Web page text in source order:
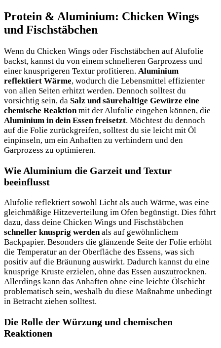
Protein & Aluminium: Chicken Wings
und Fischstäbchen
Wenn du Chicken Wings oder Fischstäbchen auf Alufolie
backst, kannst du von einem schnelleren Garprozess und
einer knusprigeren Textur profitieren. Aluminium
reflektiert Wärme, wodurch die Lebensmittel effizienter
von allen Seiten erhitzt werden. Dennoch solltest du
vorsichtig sein, da Salz und säurehaltige Gewürze eine
chemische Reaktion mit der Alufolie eingehen können, die
Aluminium in dein Essen freisetzt. Möchtest du dennoch
auf die Folie zurückgreifen, solltest du sie leicht mit Öl
einpinseln, um ein Anhaften zu verhindern und den
Garprozess zu optimieren.
Wie Aluminium die Garzeit und Textur
beeinflusst
Alufolie reflektiert sowohl Licht als auch Wärme, was eine
gleichmäßige Hitzeverteilung im Ofen begünstigt. Dies führt
dazu, dass deine Chicken Wings und Fischstäbchen
schneller knusprig werden als auf gewöhnlichem
Backpapier. Besonders die glänzende Seite der Folie erhöht
die Temperatur an der Oberfläche des Essens, was sich
positiv auf die Bräunung auswirkt. Dadurch kannst du eine
knusprige Kruste erzielen, ohne das Essen auszutrocknen.
Allerdings kann das Anhaften ohne eine leichte Ölschicht
problematisch sein, weshalb du diese Maßnahme unbedingt
in Betracht ziehen solltest.
Die Rolle der Würzung und chemischen
Reaktionen